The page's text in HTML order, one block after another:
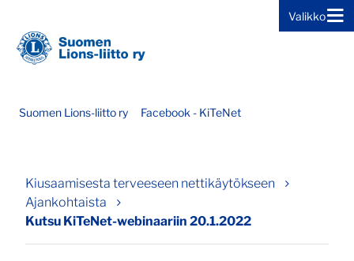
Valikko
Suomen Lions-liitto ry Facebook - KiTeNet
Kiusaamisesta terveeseen nettikäytökseen
Ajankohtaista
Kutsu KiTeNet-webinaariin 20.1.2022